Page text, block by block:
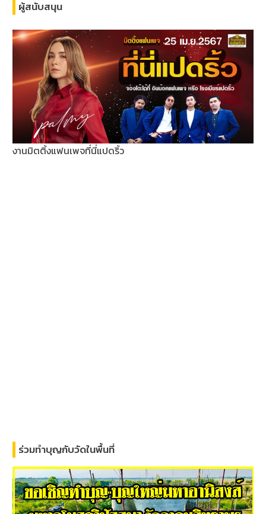
ผู้สนับสนุน
งานมิตติ้งแฟนเพจที่นี่แปดริ้ว
ร่วมทำบุญกับวัดในพื้นที่